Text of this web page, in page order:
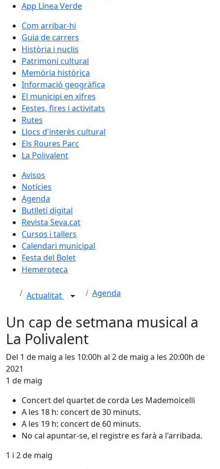
App Línea Verde
Com arribar-hi
Guia de carrers
Història i nuclis
Patrimoni cultural
Memòria històrica
Informació geogràfica
El municipi en xifres
Festes, fires i activitats
Rutes
Llocs d'interès cultural
Els Roures Parc
La Polivalent
Avisos
Notícies
Agenda
Butlletí digital
Revista Seva.cat
Cursos i tallers
Calendari municipal
Festa del Bolet
Hemeroteca
Actualitat Agenda
Un cap de setmana musical a
La Polivalent
Del 1 de maig a les 10:00h al 2 de maig a les 20:00h de
2021
1 de maig
Concert del quartet de corda Les Mademoicelli
A les 18 h: concert de 30 minuts.
A les 19 h: concert de 60 minuts.
No cal apuntar-se, el registre es farà a l'arribada.
1 i 2 de maig